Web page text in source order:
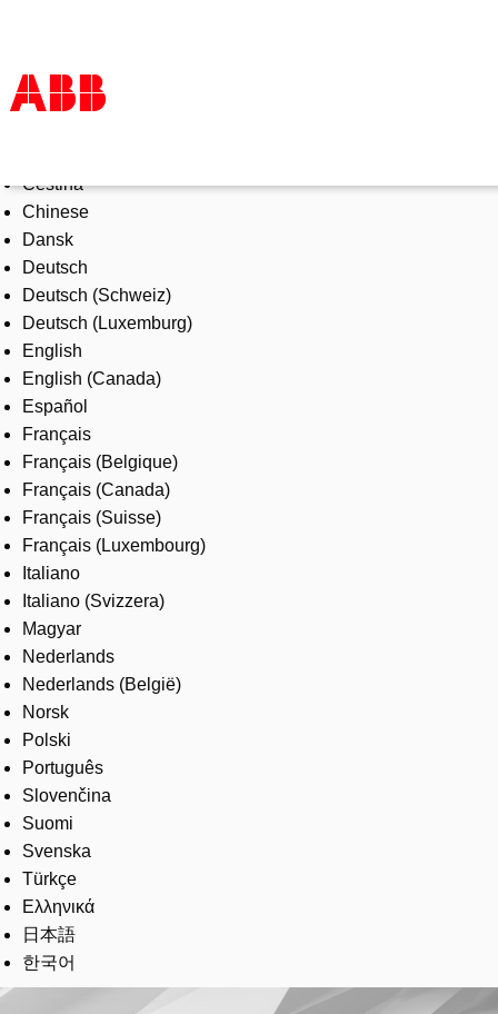
Products & Solutions
Industries
Services
About us
Where to buy
Contact us
Careers
Čeština
Chinese
Dansk
Deutsch
Deutsch (Schweiz)
Deutsch (Luxemburg)
English
English (Canada)
Español
Français
Français (Belgique)
Français (Canada)
Français (Suisse)
Français (Luxembourg)
Italiano
Italiano (Svizzera)
Magyar
Nederlands
Nederlands (België)
Norsk
Polski
Português
Slovenčina
Suomi
Svenska
Türkçe
Ελληνικά
日本語
한국어